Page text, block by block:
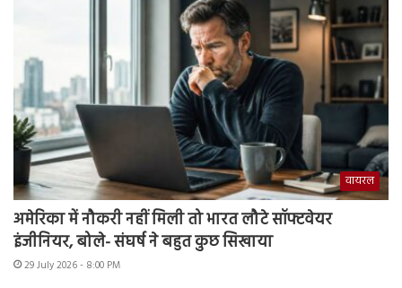
वायरल
अमेरिका में नौकरी नहीं मिली तो भारत लौटे सॉफ्टवेयर
इंजीनियर, बोले- संघर्ष ने बहुत कुछ सिखाया
29 July 2026 - 8:00 PM